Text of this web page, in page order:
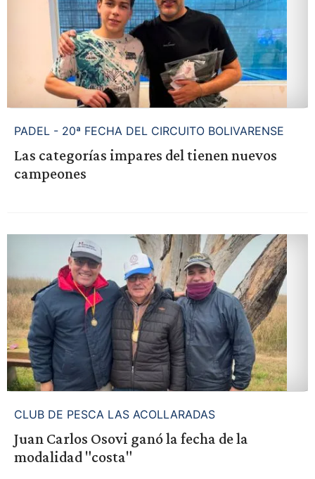
PADEL - 20ª FECHA DEL CIRCUITO BOLIVARENSE
Las categorías impares del tienen nuevos
campeones
CLUB DE PESCA LAS ACOLLARADAS
Juan Carlos Osovi ganó la fecha de la
modalidad "costa"